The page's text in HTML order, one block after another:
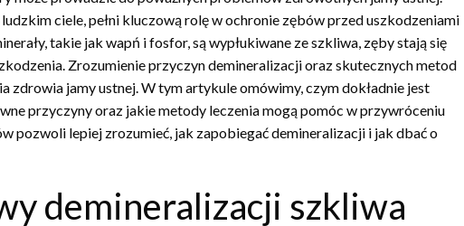
ciele, pełni kluczową rolę w ochronie zębów przed uszkodzeniami
takie jak wapń i fosfor, są wypłukiwane ze szkliwa, zęby stają się
Zrozumienie przyczyn demineralizacji oraz skutecznych metod
zdrowia jamy ustnej. W tym artykule omówimy, czym dokładnie jest
przyczyny oraz jakie metody leczenia mogą pomóc w przywróceniu
pozwoli lepiej zrozumieć, jak zapobiegać demineralizacji i jak dbać o
demineralizacji szkliwa